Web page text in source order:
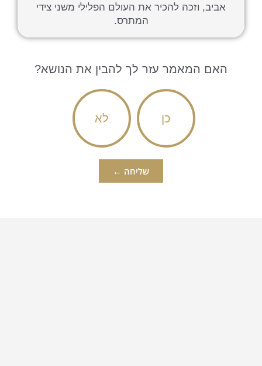
אביב, וזכה להכיר את העולם הפלילי משני צידי
המתרס.
האם המאמר עזר לך להבין את הנושא?
כן לא
שליחה ←